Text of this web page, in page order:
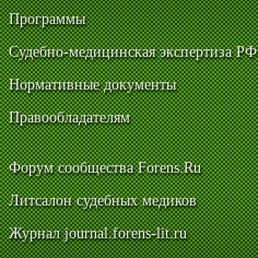
Программы
Судебно-медицинская экспертиза РФ
Нормативные документы
Правообладателям
Форум сообщества Forens.Ru
Литсалон судебных медиков
Журнал journal.forens-lit.ru